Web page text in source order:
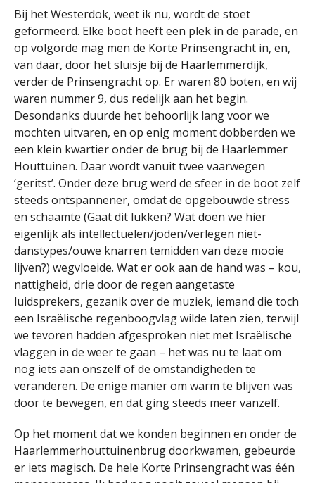
Bij het Westerdok, weet ik nu, wordt de stoet
geformeerd. Elke boot heeft een plek in de parade, en
op volgorde mag men de Korte Prinsengracht in, en,
van daar, door het sluisje bij de Haarlemmerdijk,
verder de Prinsengracht op. Er waren 80 boten, en wij
waren nummer 9, dus redelijk aan het begin.
Desondanks duurde het behoorlijk lang voor we
mochten uitvaren, en op enig moment dobberden we
een klein kwartier onder de brug bij de Haarlemmer
Houttuinen. Daar wordt vanuit twee vaarwegen
‘geritst’. Onder deze brug werd de sfeer in de boot zelf
steeds ontspannener, omdat de opgebouwde stress
en schaamte (Gaat dit lukken? Wat doen we hier
eigenlijk als intellectuelen/joden/verlegen niet-
danstypes/ouwe knarren temidden van deze mooie
lijven?) wegvloeide. Wat er ook aan de hand was – kou,
nattigheid, drie door de regen aangetaste
luidsprekers, gezanik over de muziek, iemand die toch
een Israëlische regenboogvlag wilde laten zien, terwijl
we tevoren hadden afgesproken niet met Israëlische
vlaggen in de weer te gaan – het was nu te laat om
nog iets aan onszelf of de omstandigheden te
veranderen. De enige manier om warm te blijven was
door te bewegen, en dat ging steeds meer vanzelf.
Op het moment dat we konden beginnen en onder de
Haarlemmerhouttuinenbrug doorkwamen, gebeurde
er iets magisch. De hele Korte Prinsengracht was één